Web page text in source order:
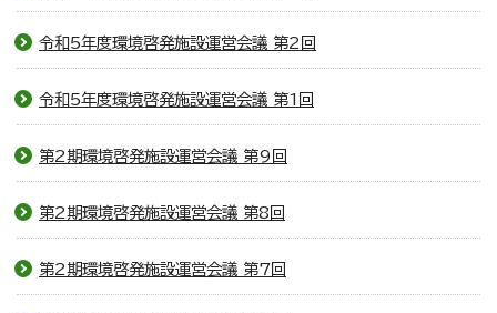
令和5年度環境啓発施設運営会議 第2回
令和5年度環境啓発施設運営会議 第1回
第2期環境啓発施設運営会議 第9回
第2期環境啓発施設運営会議 第8回
第2期環境啓発施設運営会議 第7回